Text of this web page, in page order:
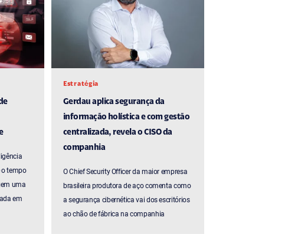
tempo
uma
em
Estratégia
Gerdau aplica segurança da
informação holística e com gestão
centralizada, revela o CISO da
companhia
O Chief Security Officer da maior empresa
brasileira produtora de aço comenta como
a segurança cibernética vai dos escritórios
ao chão de fábrica na companhia